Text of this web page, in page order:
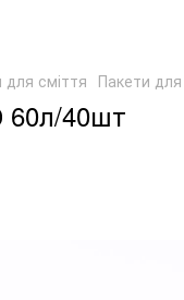
для сміття Пакети
60л/40шт